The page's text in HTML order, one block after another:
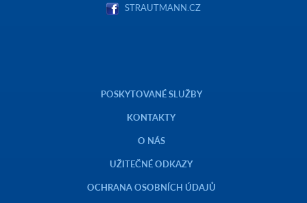
STRAUTMANN.CZ
POSKYTOVANÉ SLUŽBY
KONTAKTY
O NÁS
UŽITEČNÉ ODKAZY
OCHRANA OSOBNÍCH ÚDAJŮ